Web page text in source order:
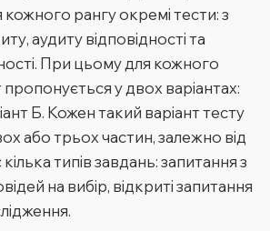
рангу окремі тести: з
аудиту відповідності та
При цьому для кожного
пропонується у двох варіантах:
Б. Кожен такий варіант тесту
або трьох частин, залежно від
типів завдань: запитання з
на вибір, відкриті запитання